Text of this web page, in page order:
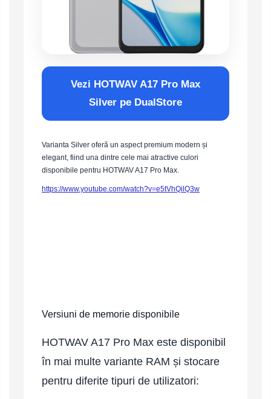
Vezi HOTWAV A17 Pro Max
Silver pe DualStore
Varianta Silver oferă un aspect premium modern și
elegant, fiind una dintre cele mai atractive culori
disponibile pentru HOTWAV A17 Pro Max.
https://www.youtube.com/watch?v=e5tVhQilQ3w
Versiuni de memorie disponibile
HOTWAV A17 Pro Max este disponibil
în mai multe variante RAM și stocare
pentru diferite tipuri de utilizatori: